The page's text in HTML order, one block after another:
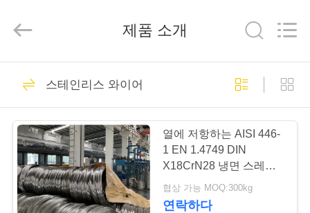
제
품
동
2018
Guanglu
Reserved.
마텐 자이 트계 스테
인리스
제품 소개
스테인리스 와이어
열에 저항하는 AISI 446-
1 EN 1.4749 DIN
X18CrN28 냉면 스레인
스 스틸 와이어
협상 가능 MOQ:300kg
연락하다